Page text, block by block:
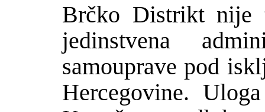
Brčko Distrikt nije
jedinstvena
samouprave pod
Hercegovine.